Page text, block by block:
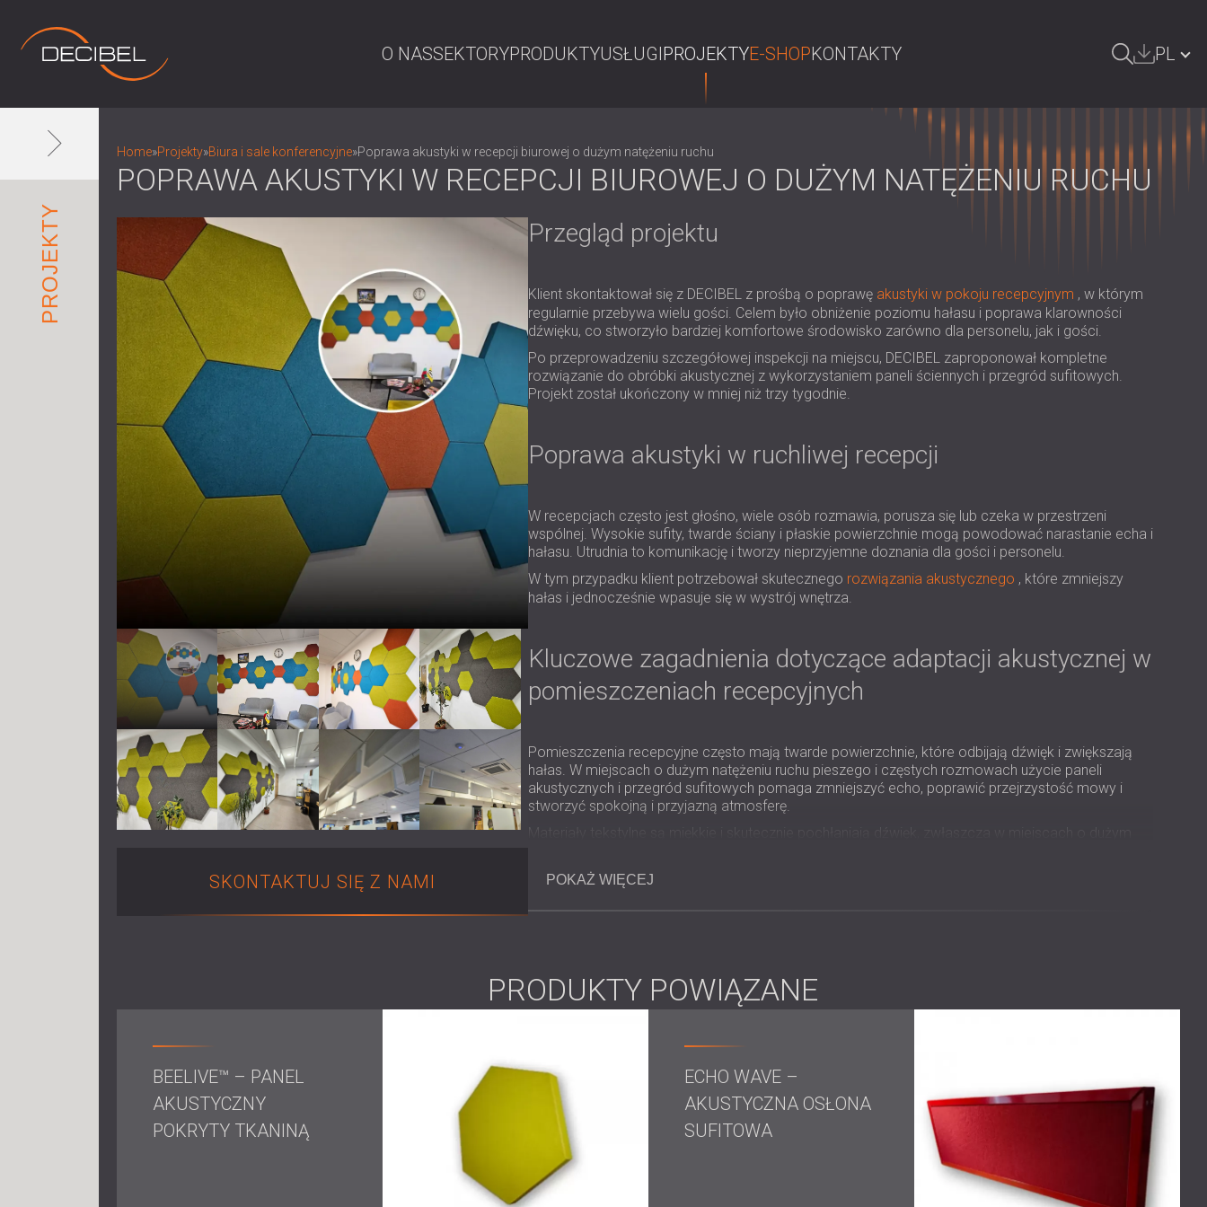
O NASSEKTORYPRODUKTYUSŁUGIPROJEKTYE-SHOPKONTAKTY PL
DEUTSCHLAND | DE
ROMÂNIA | RO
FINLAND | FI
РОССИЯ | RU
PROJEKTY
Home»Projekty»Biura i sale konferencyjne»Poprawa akustyki w recepcji biurowej o dużym natężeniu ruchu
POPRAWA AKUSTYKI W RECEPCJI BIUROWEJ O DUŻYM NATĘŻENIU RUCHU
SKONTAKTUJ SIĘ Z NAMI
Przegląd projektu
Klient skontaktował się z DECIBEL z prośbą o poprawę akustyki w pokoju recepcyjnym , w którym
regularnie przebywa wielu gości. Celem było obniżenie poziomu hałasu i poprawa klarowności
dźwięku, co stworzyło bardziej komfortowe środowisko zarówno dla personelu, jak i gości.
Po przeprowadzeniu szczegółowej inspekcji na miejscu, DECIBEL zaproponował kompletne
rozwiązanie do obróbki akustycznej z wykorzystaniem paneli ściennych i przegród sufitowych.
Projekt został ukończony w mniej niż trzy tygodnie.
Poprawa akustyki w ruchliwej recepcji
W recepcjach często jest głośno, wiele osób rozmawia, porusza się lub czeka w przestrzeni
wspólnej. Wysokie sufity, twarde ściany i płaskie powierzchnie mogą powodować narastanie echa i
hałasu. Utrudnia to komunikację i tworzy nieprzyjemne doznania dla gości i personelu.
W tym przypadku klient potrzebował skutecznego rozwiązania akustycznego , które zmniejszy
hałas i jednocześnie wpasuje się w wystrój wnętrza.
Kluczowe zagadnienia dotyczące adaptacji akustycznej w
pomieszczeniach recepcyjnych
Pomieszczenia recepcyjne często mają twarde powierzchnie, które odbijają dźwięk i zwiększają
hałas. W miejscach o dużym natężeniu ruchu pieszego i częstych rozmowach użycie paneli
akustycznych i przegród sufitowych pomaga zmniejszyć echo, poprawić przejrzystość mowy i
stworzyć spokojną i przyjazną atmosferę.
Materiały tekstylne są miękkie i skutecznie pochłaniają dźwięk, zwłaszcza w miejscach o dużym
Wyzwanie
natężeniu ruchu. System musiał być funkcjonalny, poprawiać komfort akustyczny i pasować do
wystroju wnętrza. Ważne było również, aby instalacja została ukończona bez powodowania
Zakres prac
Wizja na miejscu
Obliczenie wymaganej obróbki akustycznej
Prezentacja wielu podglądów projektu, ułatwiająca wybór kolorów i układu
POKAŻ WIĘCEJ
PRODUKTY POWIĄZANE
BEELIVE™ – PANEL
AKUSTYCZNY
POKRYTY TKANINĄ
ECHO WAVE –
AKUSTYCZNA OSŁONA
SUFITOWA